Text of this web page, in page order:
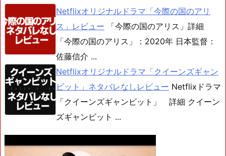
Netflixオリジナルドラマ「今際の国のアリ
ス」レビュー
「今際の国のアリス」詳細
「今際の国のアリス」：2020年 日本監督：
佐藤信介 ...
Netflixオリジナルドラマ「クイーンズギャン
ビット」ネタバレなしレビュー Netflixドラマ
「クイーンズギャンビット」 詳細 クイーン
ズギャンビット ...